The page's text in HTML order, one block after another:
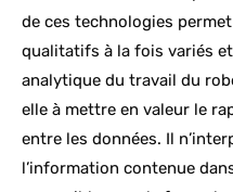
de ces technologies
qualitatifs à la fois variés
analytique du travail du
elle à mettre en valeur le
entre les données. Il
l’information contenue